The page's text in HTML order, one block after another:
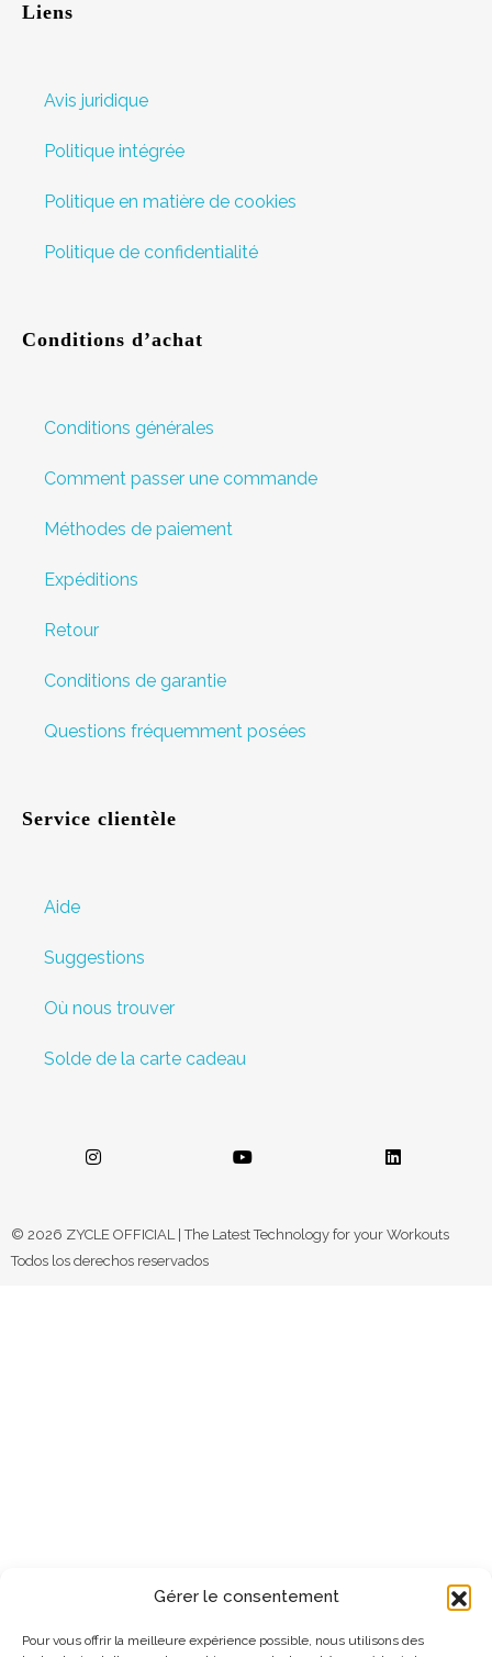
Gérer le consentement
Pour vous offrir la meilleure expérience possible, nous utilisons des
Liens
Avis juridique
Politique intégrée
Politique en matière de cookies
Politique de confidentialité
Conditions d’achat
Conditions générales
Comment passer une commande
Méthodes de paiement
Expéditions
Retour
Conditions de garantie
Questions fréquemment posées
Service clientèle
Aide
Suggestions
Où nous trouver
Solde de la carte cadeau
© 2026 ZYCLE OFFICIAL | The Latest Technology for your Workouts
Todos los derechos reservados